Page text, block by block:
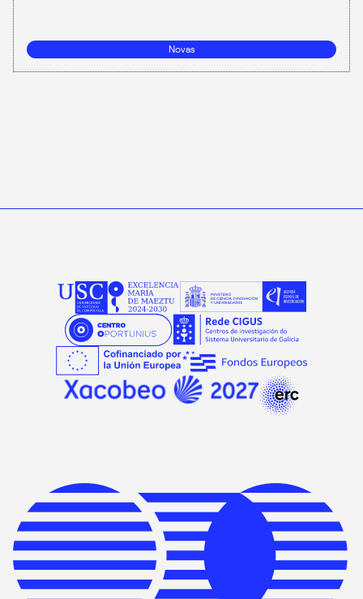
Novas